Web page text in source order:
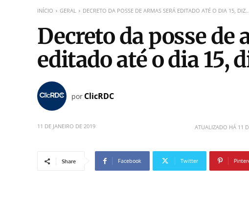
INÍCIO GERAL DECRETO DA POSSE DE ARMAS SERÁ EDITADO ATÉ O DIA 15, DIZ...
Decreto da posse de
editado até o dia 15,
por ClicRDC
11 DE JANEIRO DE 2019 ATUALIZADO HÁ 11
Share Facebook Twitter